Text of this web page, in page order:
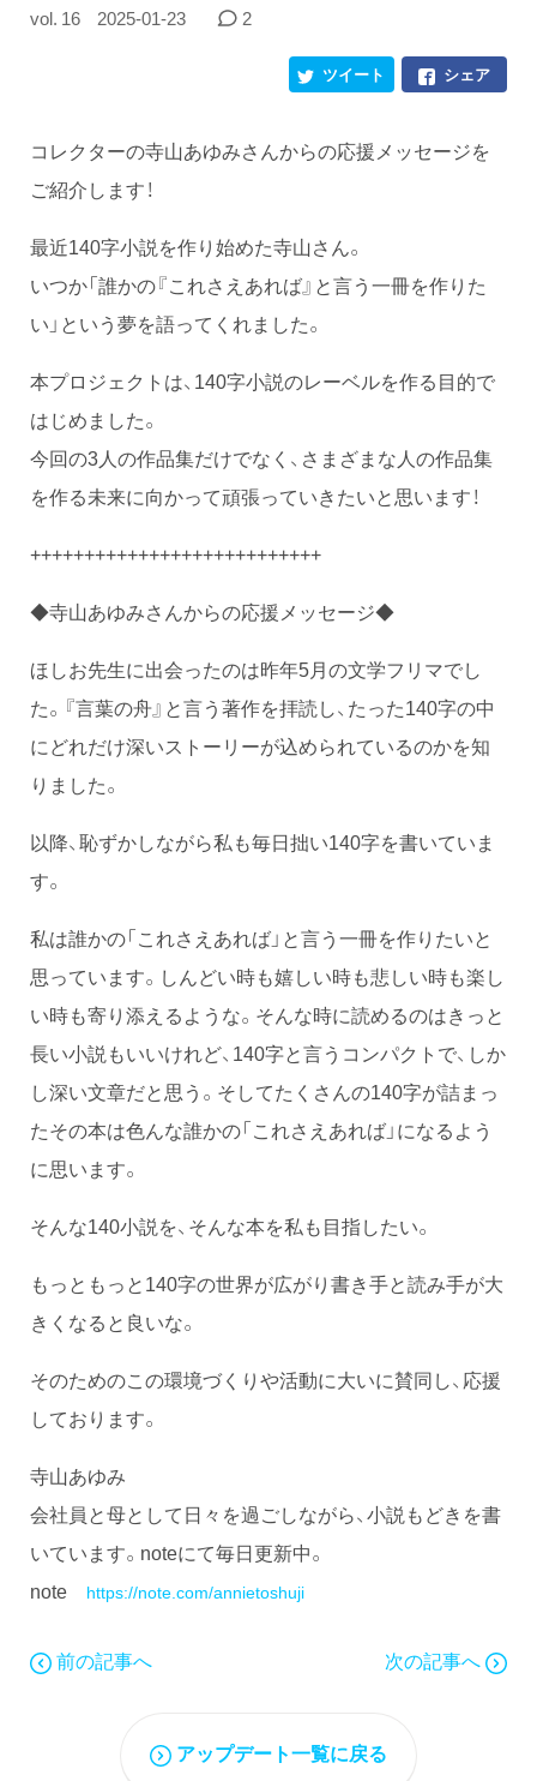
vol. 16 2025-01-23 2
シェア
ツイート
コレクターの寺山あゆみさんからの応援メッセージを
ご紹介します！
最近140字小説を作り始めた寺山さん。
いつか「誰かの『これさえあれば』と言う一冊を作りた
い」という夢を語ってくれました。
本プロジェクトは、140字小説のレーベルを作る目的で
はじめました。
今回の3人の作品集だけでなく、さまざまな人の作品集
を作る未来に向かって頑張っていきたいと思います！
+++++++++++++++++++++++++++
◆寺山あゆみさんからの応援メッセージ◆
ほしお先生に出会ったのは昨年5月の文学フリマでし
た。『言葉の舟』と言う著作を拝読し、たった140字の中
にどれだけ深いストーリーが込められているのかを知
りました。
以降、恥ずかしながら私も毎日拙い140字を書いていま
す。
私は誰かの「これさえあれば」と言う一冊を作りたいと
思っています。しんどい時も嬉しい時も悲しい時も楽し
い時も寄り添えるような。そんな時に読めるのはきっと
長い小説もいいけれど、140字と言うコンパクトで、しか
し深い文章だと思う。そしてたくさんの140字が詰まっ
たその本は色んな誰かの「これさえあれば」になるよう
に思います。
そんな140小説を、そんな本を私も目指したい。
もっともっと140字の世界が広がり書き手と読み手が大
きくなると良いな。
そのためのこの環境づくりや活動に大いに賛同し、応援
しております。
寺山あゆみ
会社員と母として日々を過ごしながら、小説もどきを書
いています。noteにて毎日更新中。
note
https://note.com/annietoshuji
前の記事へ 次の記事へ
アップデート一覧に戻る